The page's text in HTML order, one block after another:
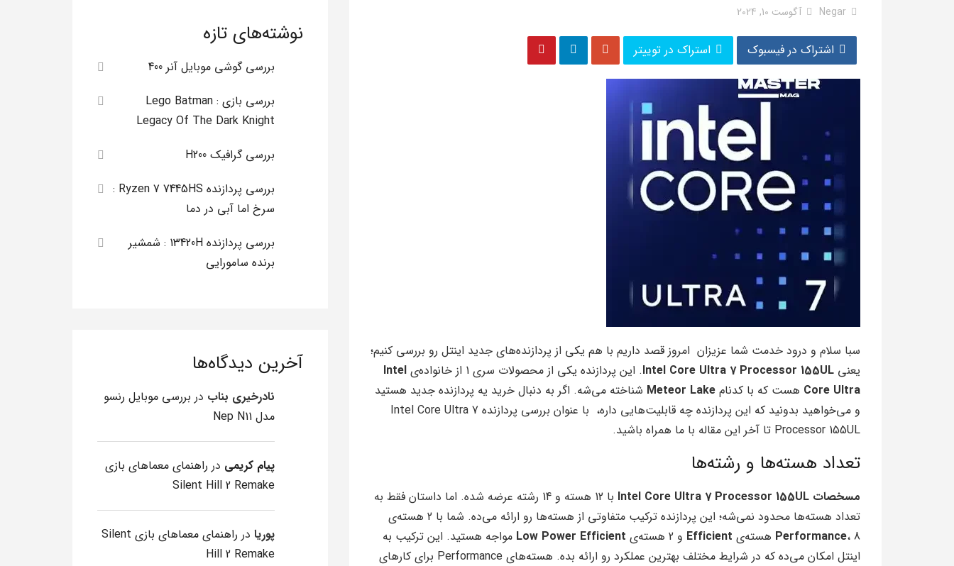
Negar آگوست 10, 2024
اشتراک در فیسبوک استراک در توییتر
سبا سلام و درود خدمت شما عزیزان امروز قصد داریم با هم یکی از پردازنده‌های جدید اینتل رو بررسی کنیم؛
یعنی Intel Core Ultra 7 Processor 155UL. این پردازنده یکی از محصولات سری 1 از خانواده‌ی
Intel
Core Ultra هست که با کدنام Meteor Lake شناخته می‌شه. اگر به دنبال خرید یه پردازنده جدید هستید
و می‌خواهید بدونید که این پردازنده چه قابلیت‌هایی داره، با عنوان بررسی پردازنده Intel Core Ultra 7
Processor 155UL تا آخر این مقاله با ما همراه باشید.
تعداد هسته‌ها و رشته‌ها
مسخصات Intel Core Ultra 7 Processor 155UL
با 12 هسته و 14 رشته عرضه شده. اما داستان فقط به
تعداد هسته‌ها محدود نمی‌شه؛ این پردازنده ترکیب متفاوتی از هسته‌ها رو ارائه می‌ده. شما با 2 هسته‌ی
Performance، 8 هسته‌ی Efficient و 2 هسته‌ی Low Power Efficient مواجه هستید. این ترکیب به
اینتل امکان می‌ده که در شرایط مختلف بهترین عملکرد رو ارائه بده. هسته‌های Performance برای کارهای
نوشته‌های تازه
بررسی گوشی موبایل آنر 400
بررسی بازی Lego Batman :
Legacy Of The Dark Knight
بررسی گرافیک H200
بررسی پردازنده Ryzen 7 7445HS :
سرخ اما آبی در دما
بررسی پردازنده 13420H : شمشیر
برنده سامورایی
آخرین دیدگاه‌ها
نادرخیری بناب در بررسی موبایل رنسو
مدل Nep N11
پیام کریمی در راهنمای معماهای بازی
Silent Hill 2 Remake
پوریا در
راهنمای معماهای بازی Silent
Hill 2 Remake